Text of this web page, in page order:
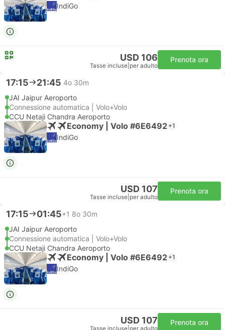
IndiGo
USD 106
Tasse incluse per adulto
Prenota ora
17:15 21:45 4o 30m
JAI Jaipur Aeroporto
Connessione automatica | Volo+Volo
CCU Netaji Chandra Aeroporto
Economy | Volo #6E6492 +1
IndiGo
USD 107
Tasse incluse per adulto
Prenota ora
17:15 01:45+1 8o 30m
JAI Jaipur Aeroporto
Connessione automatica | Volo+Volo
CCU Netaji Chandra Aeroporto
Economy | Volo #6E6492 +1
IndiGo
USD 107
Tasse incluse per adulto
Prenota ora